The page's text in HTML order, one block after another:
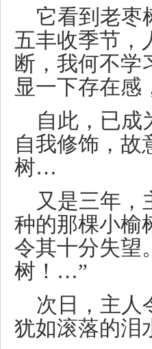
它看到老枣
五丰收季节，
断，我何不学
显一下存在感
自此，已成
自我修饰，故
树…
又是三年，
种的那棵小榆
令其十分失望
树！…”
次日，主人
犹如滚落的